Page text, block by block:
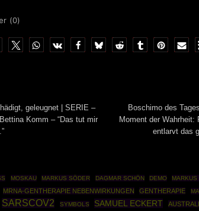
(0)
geleugnet | SERIE –
Komm – “Das tut mir
Boschimo des
Moment der Wahrheit:
entlarvt das
MOSKAU MARKUS SÖDER DAGMAR SCHÖN DEMO MARKUS
MRNA-GENTHERAPIE NEBENWIRKUNGEN GENTHERAPIE
SARSCOV2 SYMBOLS SAMUEL ECKERT